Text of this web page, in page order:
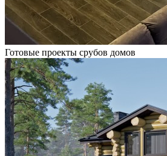
Готовые проекты срубов домов